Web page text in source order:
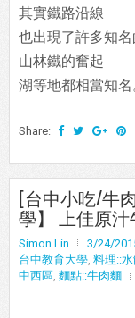
其實鐵路沿線
也出現了許多知
山林鐵的奮起
湖等地都相當知名
Share:
[台中小吃/牛
學】 上佳原
Simon Lin 3/24/
台中教育大學 料理::
中西區 麵點::牛肉麵